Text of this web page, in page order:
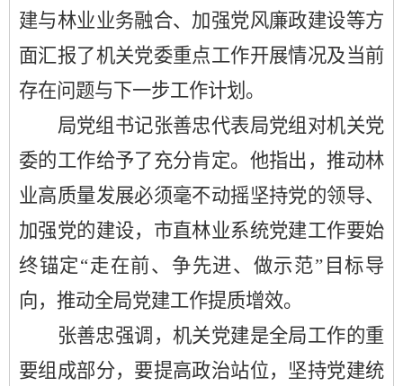
建与林业业务融合、加强党风廉政建设等方
面汇报了机关党委重点工作开展情况及当前
存在问题与下一步工作计划。
局党组书记张善忠代表局党组对机关党
委的工作给予了充分肯定。他指出，推动林
业高质量发展必须毫不动摇坚持党的领导、
加强党的建设，市直林业系统党建工作要始
终锚定“走在前、争先进、做示范”目标导
向，推动全局党建工作提质增效。
张善忠强调，机关党建是全局工作的重
要组成部分，要提高政治站位，坚持党建统